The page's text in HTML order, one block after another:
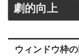
劇的向上
ウィンドウ枠